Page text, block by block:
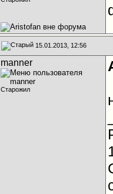
15.01.2013, 12:56
manner
Старожил